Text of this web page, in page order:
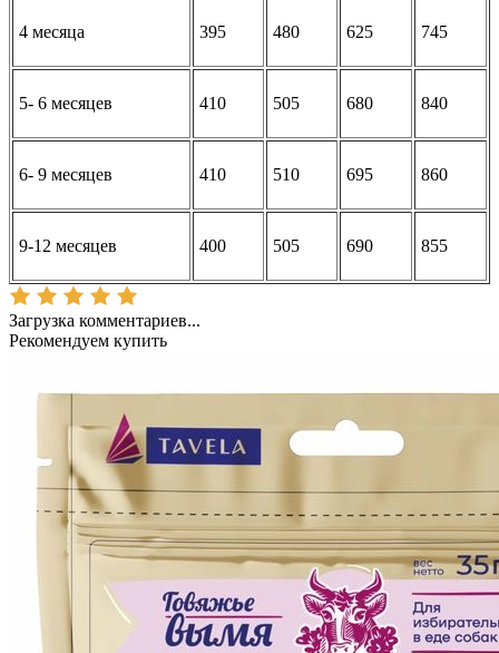
4 месяца 395 480 625 745
5- 6 месяцев 410 505 680 840
6- 9 месяцев 410 510 695 860
9-12 месяцев 400 505 690 855
Загрузка комментариев...
Рекомендуем купить